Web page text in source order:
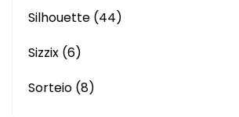
Silhouette (44)
Sizzix (6)
Sorteio (8)